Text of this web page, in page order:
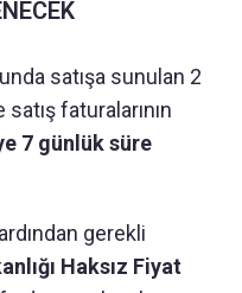
satışa sunulan 2
faturalarının
7 günlük süre
gerekli
Haksız Fiyat